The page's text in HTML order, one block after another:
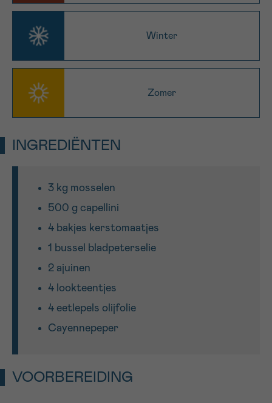
Winter
Zomer
INGREDIËNTEN
3 kg mosselen
500 g capellini
4 bakjes kerstomaatjes
1 bussel bladpeterselie
2 ajuinen
4 lookteentjes
4 eetlepels olijfolie
Cayennepeper
VOORBEREIDING
MIJN VRAAG
Ja, stuur mij de nieuwsbrief